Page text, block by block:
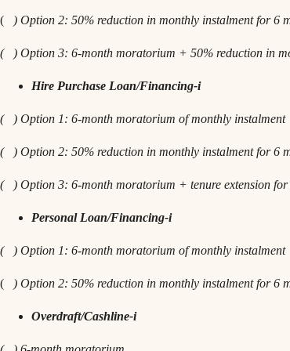
( ) Option 2: 50% reduction in monthly instalment for 6
( ) Option 3: 6-month moratorium + 50% reduction in
Hire Purchase Loan/Financing-i
( ) Option 1: 6-month moratorium of monthly instalment
( ) Option 2: 50% reduction in monthly instalment for 6
( ) Option 3: 6-month moratorium + tenure extension for
Personal Loan/Financing-i
( ) Option 1: 6-month moratorium of monthly instalment
( ) Option 2: 50% reduction in monthly instalment for 6
Overdraft/Cashline-i